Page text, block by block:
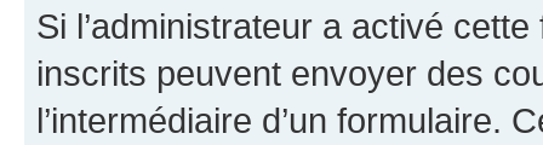
Si l’administrateur a activé
inscrits peuvent envoyer des
l’intermédiaire d’un formulaire.